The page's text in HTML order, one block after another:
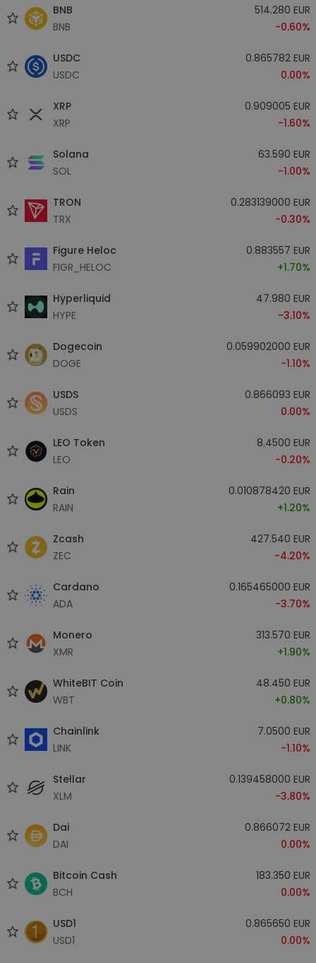
BNB
BNB
514.280 EUR
-0.60%
USDC
USDC
0.865782 EUR
0.00%
XRP
XRP
0.909005 EUR
-1.60%
Solana
SOL
63.590 EUR
-1.00%
TRON
TRX
0.283139000 EUR
-0.30%
Figure Heloc
FIGR_HELOC
0.883557 EUR
+1.70%
Hyperliquid
HYPE
47.980 EUR
-3.10%
Dogecoin
DOGE
0.059902000 EUR
-1.10%
USDS
USDS
0.866093 EUR
0.00%
LEO Token
LEO
8.4500 EUR
-0.20%
Rain
RAIN
0.010878420 EUR
+1.20%
Zcash
ZEC
427.540 EUR
-4.20%
Cardano
ADA
0.165465000 EUR
-3.70%
Monero
XMR
313.570 EUR
+1.90%
WhiteBIT Coin
WBT
48.450 EUR
+0.80%
Chainlink
LINK
7.0500 EUR
-1.10%
Stellar
XLM
0.139458000 EUR
-3.80%
Dai
DAI
0.866072 EUR
0.00%
Bitcoin Cash
BCH
183.350 EUR
0.00%
USD1
USD1
0.865650 EUR
0.00%